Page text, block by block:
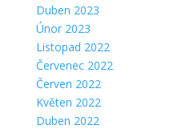
Duben 2023
Únor 2023
Listopad 2022
Červenec 2022
Červen 2022
Květen 2022
Duben 2022